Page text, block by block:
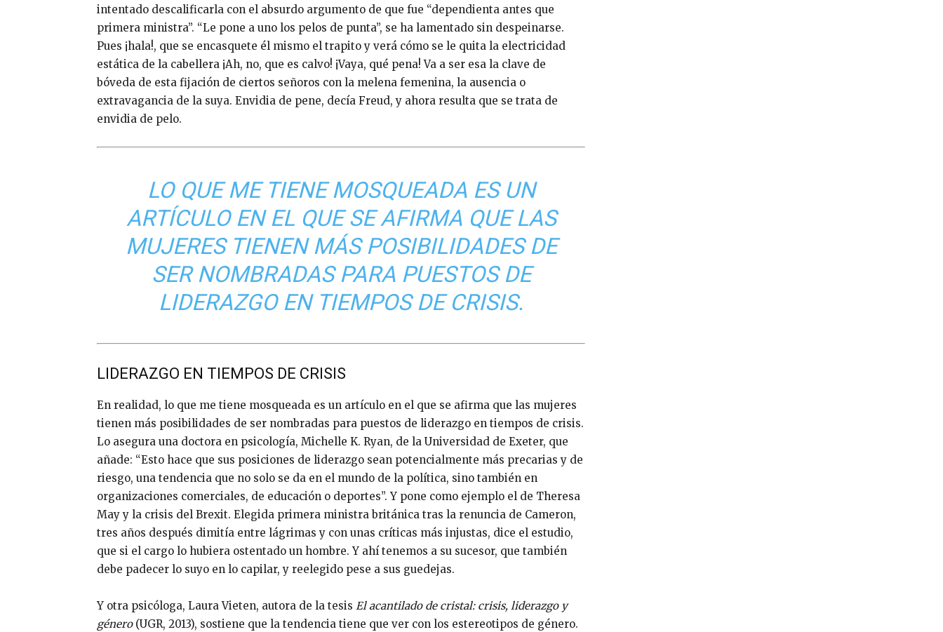
intentado descalificarla con el absurdo argumento de que fue “dependienta antes que
primera ministra”. “Le pone a uno los pelos de punta”, se ha lamentado sin despeinarse.
Pues ¡hala!, que se encasquete él mismo el trapito y verá cómo se le quita la electricidad
estática de la cabellera ¡Ah, no, que es calvo! ¡Vaya, qué pena! Va a ser esa la clave de
bóveda de esta fijación de ciertos señoros con la melena femenina, la ausencia o
extravagancia de la suya. Envidia de pene, decía Freud, y ahora resulta que se trata de
envidia de pelo.
LO QUE ME TIENE MOSQUEADA ES UN
ARTÍCULO EN EL QUE SE AFIRMA QUE LAS
MUJERES TIENEN MÁS POSIBILIDADES DE
SER NOMBRADAS PARA PUESTOS DE
LIDERAZGO EN TIEMPOS DE CRISIS.
LIDERAZGO EN TIEMPOS DE CRISIS
En realidad, lo que me tiene mosqueada es un artículo en el que se afirma que las mujeres
tienen más posibilidades de ser nombradas para puestos de liderazgo en tiempos de crisis.
Lo asegura una doctora en psicología, Michelle K. Ryan, de la Universidad de Exeter, que
añade: “Esto hace que sus posiciones de liderazgo sean potencialmente más precarias y de
riesgo, una tendencia que no solo se da en el mundo de la política, sino también en
organizaciones comerciales, de educación o deportes”. Y pone como ejemplo el de Theresa
May y la crisis del Brexit. Elegida primera ministra británica tras la renuncia de Cameron,
tres años después dimitía entre lágrimas y con unas críticas más injustas, dice el estudio,
que si el cargo lo hubiera ostentado un hombre. Y ahí tenemos a su sucesor, que también
debe padecer lo suyo en lo capilar, y reelegido pese a sus guedejas.
Y otra psicóloga, Laura Vieten, autora de la tesis El acantilado de cristal: crisis, liderazgo y
género(UGR, 2013), sostiene que la tendencia tiene que ver con los estereotipos de género.